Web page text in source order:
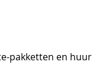
pakketten en